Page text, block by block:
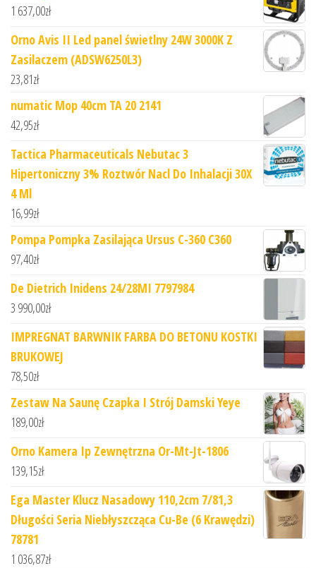
1 637,00zł
Orno Avis II Led panel świetlny 24W 3000K Z
Zasilaczem (ADSW6250L3)
23,81zł
numatic Mop 40cm TA 20 2141
42,95zł
Tactica Pharmaceuticals Nebutac 3
Hipertoniczny 3% Roztwór Nacl Do Inhalacji 30X
4 Ml
16,99zł
Pompa Pompka Zasilająca Ursus C-360 C360
97,40zł
De Dietrich Inidens 24/28MI 7797984
3 990,00zł
IMPREGNAT BARWNIK FARBA DO BETONU KOSTKI
BRUKOWEJ
78,50zł
Zestaw Na Saunę Czapka I Strój Damski Yeye
189,00zł
Orno Kamera Ip Zewnętrzna Or-Mt-Jt-1806
139,15zł
Ega Master Klucz Nasadowy 110,2cm 7/81,3
Długości Seria Niebłyszcząca Cu-Be (6 Krawędzi)
78781
1 036,87zł